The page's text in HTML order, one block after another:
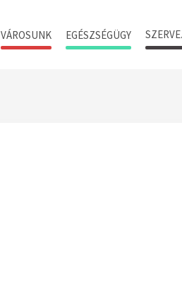
VÁROSUNK EGÉSZSÉGÜGY